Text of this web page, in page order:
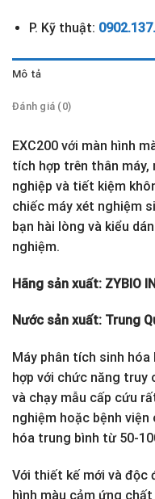
P. Kỹ thuật:
Mô tả
Đánh giá (0)
EXC200 với màn hình
tích hợp trên thân máy,
nghiệp và tiết kiệm
chiếc máy xét nghiệm
bạn hài lòng và kiểu
nghiệm.
Hãng sản xuất: ZYBIO
Nước sản xuất: Trung
Máy phân tích sinh
hợp với chức năng truy
và chạy mẫu cấp cứu
nghiệm hoặc bệnh
hóa trung bình từ 50-
Với thiết kế mới và độc
hình màu cảm ứng